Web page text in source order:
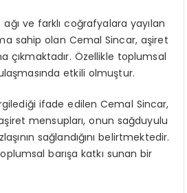
ve farklı coğrafyalara yayılan
sahip olan Cemal Sincar, aşiret
çıkmaktadır. Özellikle toplumsal
etkili olmuştur.
ifade edilen Cemal Sincar,
mensupları, onun sağduyulu
sağlandığını belirtmektedir.
barışa katkı sunan bir